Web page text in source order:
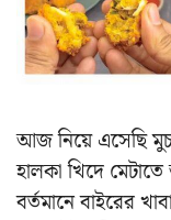
আজ নিয়ে এসেছি
হালকা খিদে
বর্তমানে বাইরের